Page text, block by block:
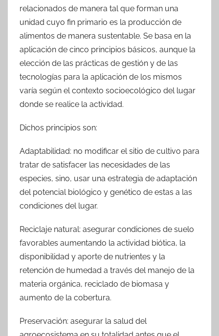
relacionados de manera tal que forman una
unidad cuyo fin primario es la producción de
alimentos de manera sustentable. Se basa en la
aplicación de cinco principios básicos, aunque la
elección de las prácticas de gestión y de las
tecnologías para la aplicación de los mismos
varía según el contexto socioecológico del lugar
donde se realice la actividad.
Dichos principios son:
Adaptabilidad: no modificar el sitio de cultivo para
tratar de satisfacer las necesidades de las
especies, sino, usar una estrategia de adaptación
del potencial biológico y genético de estas a las
condiciones del lugar.
Reciclaje natural: asegurar condiciones de suelo
favorables aumentando la actividad biótica, la
disponibilidad y aporte de nutrientes y la
retención de humedad a través del manejo de la
materia orgánica, reciclado de biomasa y
aumento de la cobertura.
Preservación: asegurar la salud del